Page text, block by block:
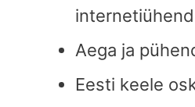
Aega ja
Eesti keele